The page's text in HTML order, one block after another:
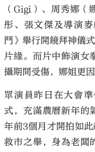
（Gigi）、周秀娜（
彤、張文傑及導演
鬥》舉行開鏡拜神儀
片緣。而片中飾演女
攝期間受傷，娜姐更
眾演員昨日在大會
式，充滿農曆新年的
年前3個月才開拍如
救市之舉，身為老闆